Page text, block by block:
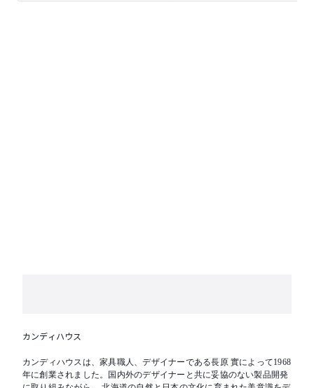
カンディハウス
カンディハウスは、家具職人、デザイナーである長原 實によって1968
年に創業されました。国内外のデザイナーと共に妥協のない製品開発